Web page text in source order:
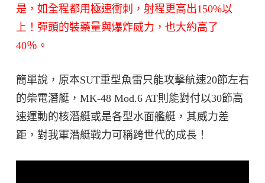
是，如全程都用極速衝刺，射程更高出150%以
上！彈頭的裝藥量與爆炸威力，也大約高了
40％。
簡單說，原本SUT重型魚雷只能攻擊航速20節左右
的柴電潛艇，MK-48 Mod.6 AT則能對付以30節高
速運動的核潛艇或是各型水面艦艇，其威力差
距，對我軍潛艇戰力可稱跨世代的成長！